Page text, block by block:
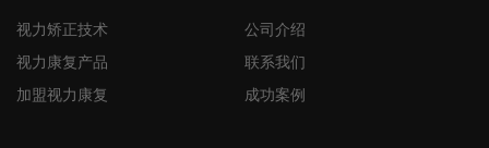
视力矫正技术
视力康复产品
加盟视力康复
公司介绍
联系我们
成功案例